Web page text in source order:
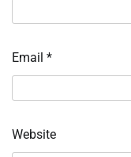
Email *
Website